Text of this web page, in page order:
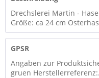
Drechslerei Martin -
Größe: ca 24 cm
GPSR
Angaben zur
gruen